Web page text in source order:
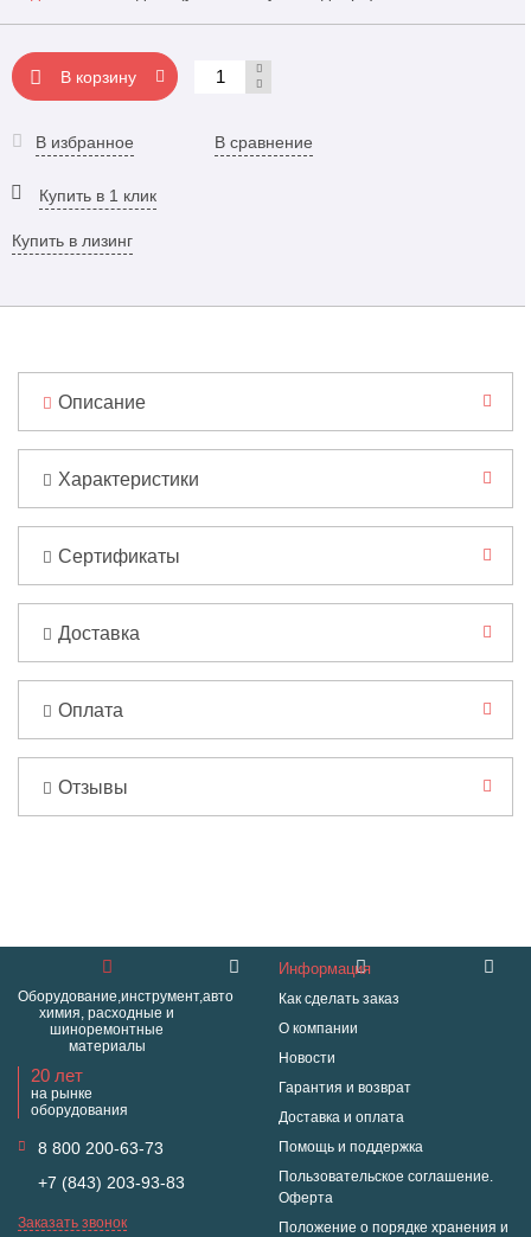
В корзину
В избранное В сравнение
Купить в 1 клик
Купить в лизинг
Описание
Характеристики
Сертификаты
Доставка
Оплата
Отзывы
Оборудование,инструмент,авто
химия, расходные и
шиноремонтные
материалы
20 лет
на рынке
оборудования
8 800 200-63-73
+7 (843) 203-93-83
Заказать звонок
Информация
Как сделать заказ
О компании
Новости
Гарантия и возврат
Доставка и оплата
Помощь и поддержка
Пользовательское соглашение.
Оферта
Положение о порядке хранения и